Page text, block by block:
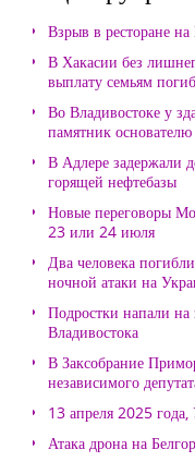
Взрыв в ресторане
В Хакасии без
выплату семьям
Во Владивостоке у
памятник
В Адлере задержали
горящей нефтебазы
Новые переговоры
23 или 24 июля
Два человека
ночной атаки на
Подростки напали на
Владивостока
В Заксобрание
независимого
13 апреля 2025
Атака дрона на